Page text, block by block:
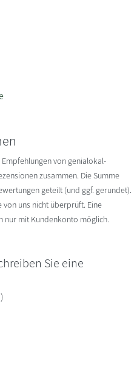
von genialokal-
zusammen. Die Summe
geteilt (und ggf. gerundet).
uns nicht überprüft. Eine
nur mit Kundenkonto möglich.
Sie eine